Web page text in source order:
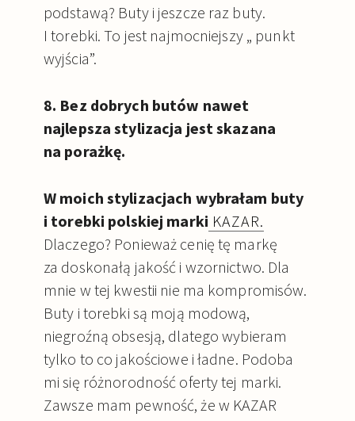
podstawą? Buty i jeszcze raz buty.
I torebki. To jest najmocniejszy „ punkt
wyjścia”.
8. Bez dobrych butów nawet
najlepsza stylizacja jest skazana
na porażkę.
W moich stylizacjach wybrałam buty
i torebki polskiej marki KAZAR.
Dlaczego? Ponieważ cenię tę markę
za doskonałą jakość i wzornictwo. Dla
mnie w tej kwestii nie ma kompromisów.
Buty i torebki są moją modową,
niegroźną obsesją, dlatego wybieram
tylko to co jakościowe i ładne. Podoba
mi się różnorodność oferty tej marki.
Zawsze mam pewność, że w KAZAR